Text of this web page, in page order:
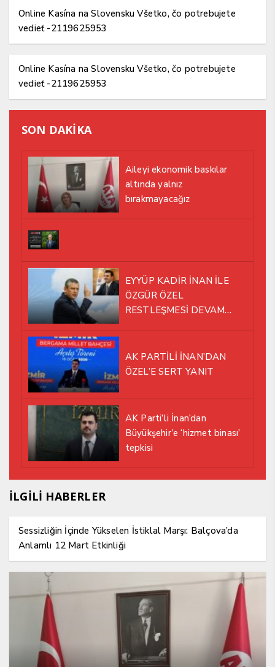
Online Kasína na Slovensku Všetko, čo potrebujete
vedieť -2119625953
Online Kasína na Slovensku Všetko, čo potrebujete
vedieť -2119625953
SON DAKİKA
Aileyi ekonomik baskılar
altında yalnız
bırakmayacağız
EYYÜP KADİR İNAN İLE
ÖZGÜR ÖZEL
RESTLEŞMESİ DEVAM
AK PARTİLİ İNAN’DAN
ÖZEL’E SERT YANIT
AK Parti’li İnan’dan
Büyükşehir’e ‘hizmet binası’
tepkisi
İLGİLİ HABERLER
Sessizliğin İçinde Yükselen İstiklal Marşı: Balçova’da
Anlamlı 12 Mart Etkinliği